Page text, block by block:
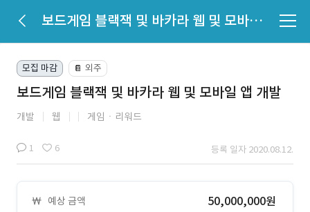
보드게임 블랙잭 및 바카라 웹 및 모바일 앱 개발
모집 마감 📔 외주
보드게임 블랙잭 및 바카라 웹 및 모바일 앱 개발
개발 웹 게임ㆍ리워드
1 6 등록 일자 2020.08.12.
예상 금액 50,000,000원